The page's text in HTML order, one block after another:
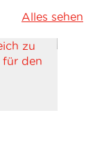
Alles sehen